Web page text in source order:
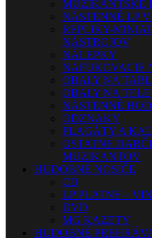
MUZIKANTSKÉ
NÁSTENNÉ LP
REPLIKY-
NÁSTROJOV
NÁLEPKY
NAFUKOVACIE
OBALY NA
OBALY NA
NÁSTENNÉ
ODZNAKY
PLAGÁTY A
OSTATNÉ
MUZIKANTOV
HUDOBNÉ NOSIČE
CD
LP PLATNE –
DVD
MG KAZETY
HUDOBNÉ